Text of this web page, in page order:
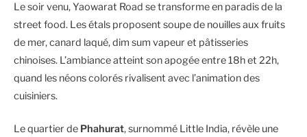
Le soir venu, Yaowarat Road se transforme en paradis de la
street food. Les étals proposent soupe de nouilles aux fruits
de mer, canard laqué, dim sum vapeur et pâtisseries
chinoises. L’ambiance atteint son apogée entre 18h et 22h,
quand les néons colorés rivalisent avec l’animation des
cuisiniers.
Le quartier de Phahurat, surnommé Little India, révèle une